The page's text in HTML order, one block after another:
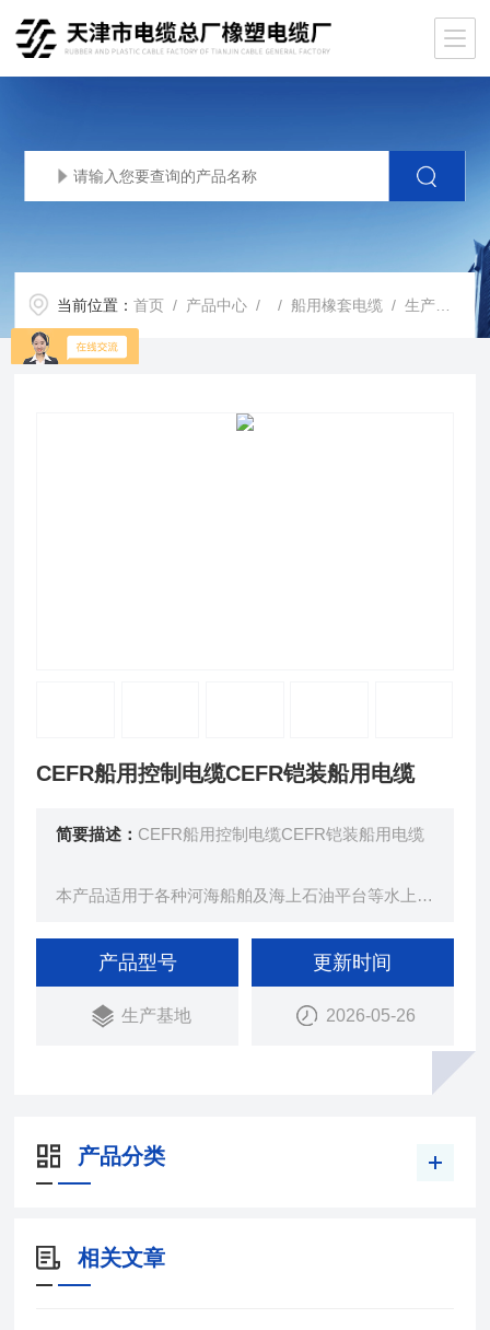
当前位置：首页 / 产品中心 / /船用橡套电缆 / 生产基地CEFR船用控制电缆CEFR铠装船用电缆
CEFR船用控制电缆CEFR铠装船用电缆
简要描述： CEFR船用控制电缆CEFR铠装船用电缆
本产品适用于各种河海船舶及海上石油平台等水上建
产品型号
生产基地
更新时间
2026-05-26
产品分类
相关文章